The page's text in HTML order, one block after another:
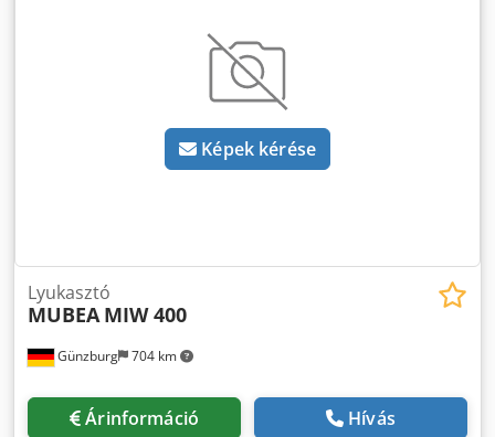
Képek kérése
Günzburg 704 km
Lyukasztó
MUBEA MIW 400
Árinformáció Hívás